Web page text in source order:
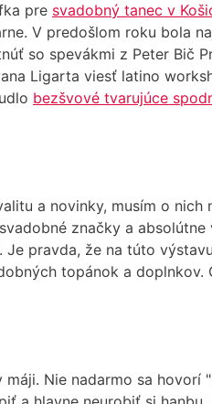
pre svadobný tanec v
V predošlom roku bola
so spevákmi z Peter
Ligarta viesť latino
bezšvové tvarujúce
a novinky, musím o
značky a
pravda, že na túto
topánok a
Nie nadarmo sa hovorí